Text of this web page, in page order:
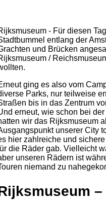
- Für diesen
entlang der
und Brücken
/
ging es also vom
Parks, nur teilweise
bis in das Zentrum
erneut, wie schon bei der
wir das Rijksmuseum
unserer City
hier zahlreiche und
die Räder gab. Vielleicht
unseren Rädern ist
niemand zu
–